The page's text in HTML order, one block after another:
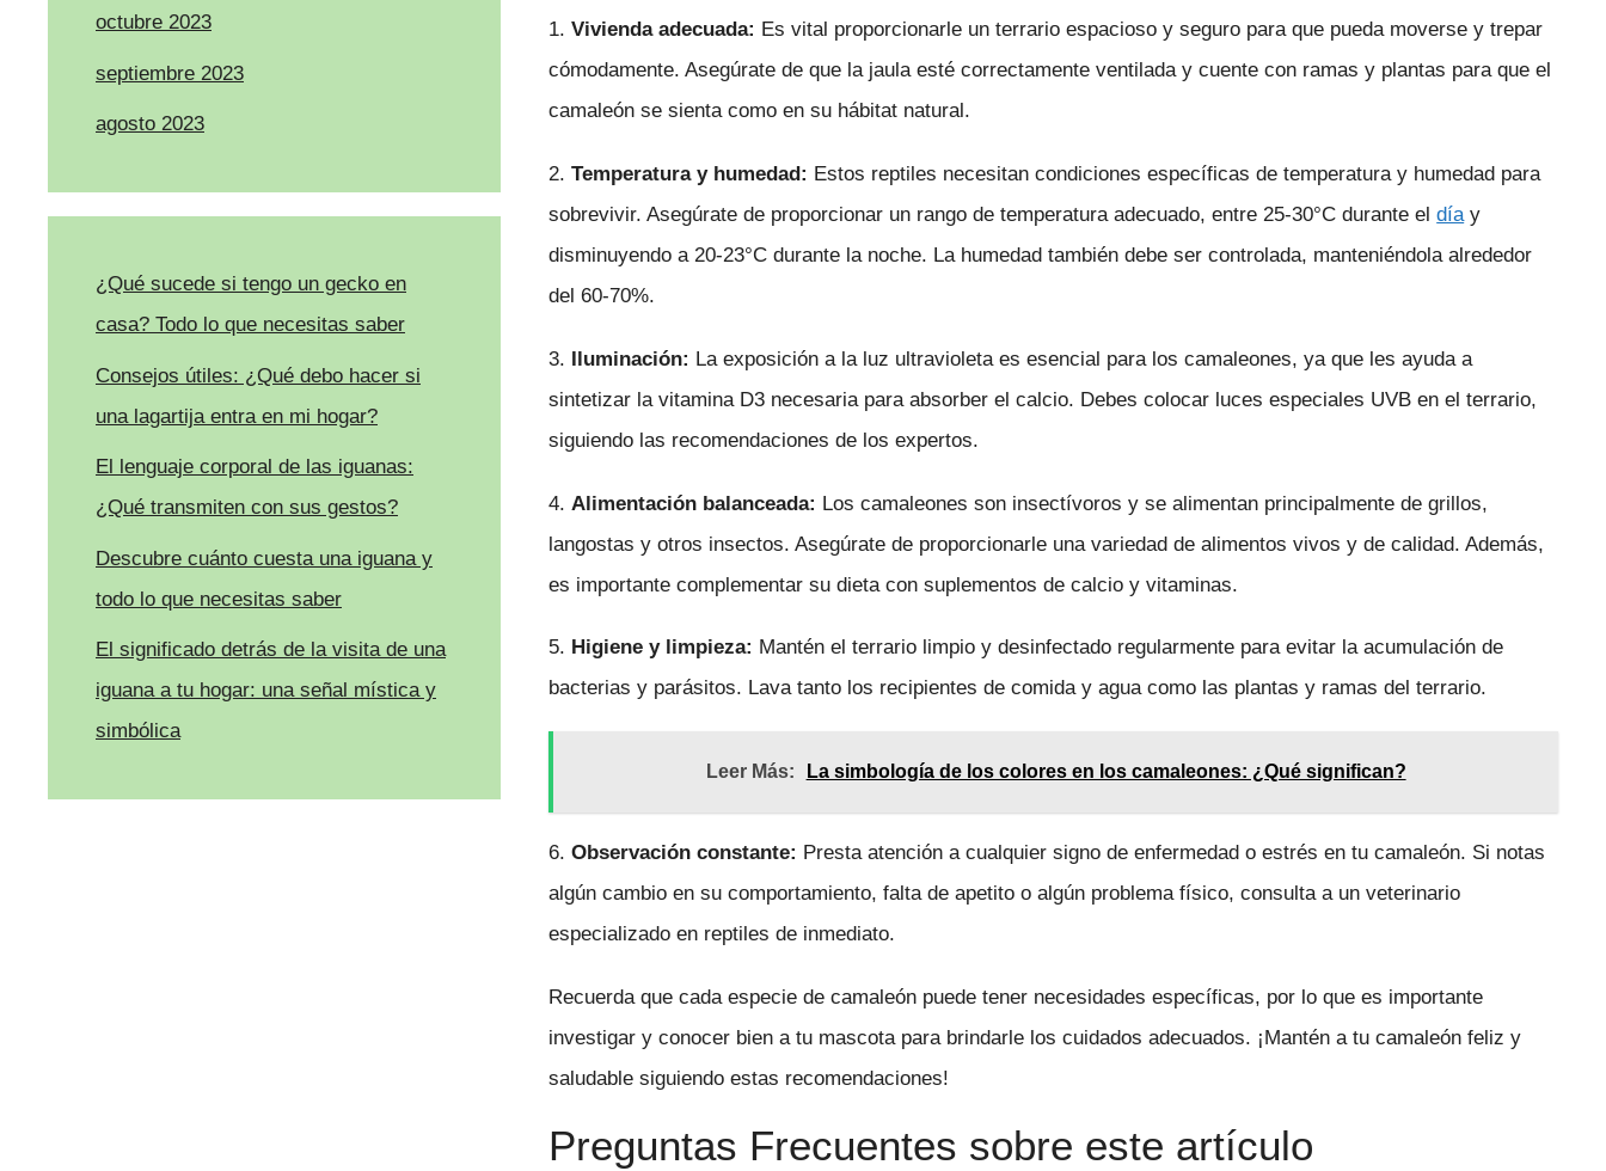
1.Vivienda adecuada: Es vital proporcionarle un terrario espacioso y seguro para que pueda moverse y trepar
cómodamente. Asegúrate de que la jaula esté correctamente ventilada y cuente con ramas y plantas para que el
camaleón se sienta como en su hábitat natural.
2.Temperatura y humedad: Estos reptiles necesitan condiciones específicas de temperatura y humedad para
sobrevivir. Asegúrate de proporcionar un rango de temperatura adecuado, entre 25-30°C durante eldíay
disminuyendo a 20-23°C durante la noche. La humedad también debe ser controlada, manteniéndola alrededor
del 60-70%.
3. Iluminación: La exposición a la luz ultravioleta es esencial para los camaleones, ya que les ayuda a
sintetizar la vitamina D3 necesaria para absorber el calcio. Debes colocar luces especiales UVB en el terrario,
siguiendo las recomendaciones de los expertos.
4. Alimentación balanceada: Los camaleones son insectívoros y se alimentan principalmente de grillos,
langostas y otros insectos. Asegúrate de proporcionarle una variedad de alimentos vivos y de calidad. Además,
es importante complementar su dieta con suplementos de calcio y vitaminas.
5. Higiene y limpieza: Mantén el terrario limpio y desinfectado regularmente para evitar la acumulación de
bacterias y parásitos. Lava tanto los recipientes de comida y agua como las plantas y ramas del terrario.
Leer Más: La simbología de los colores en los camaleones: ¿Qué significan?
6.Observación constante: Presta atención a cualquier signo de enfermedad o estrés en tu camaleón. Si notas
algún cambio en su comportamiento, falta de apetito o algún problema físico, consulta a un veterinario
especializado en reptiles de inmediato.
Recuerda que cada especie de camaleón puede tener necesidades específicas, por lo que es importante
investigar y conocer bien a tu mascota para brindarle los cuidados adecuados. ¡Mantén a tu camaleón feliz y
saludable siguiendo estas recomendaciones!
Preguntas Frecuentes sobre este artículo
octubre 2023
septiembre 2023
agosto 2023
¿Qué sucede si tengo un gecko en
casa? Todo lo que necesitas saber
Consejos útiles: ¿Qué debo hacer si
una lagartija entra en mi hogar?
El lenguaje corporal de las iguanas:
¿Qué transmiten con sus gestos?
Descubre cuánto cuesta una iguana y
todo lo que necesitas saber
El significado detrás de la visita de una
iguana a tu hogar: una señal mística y
simbólica